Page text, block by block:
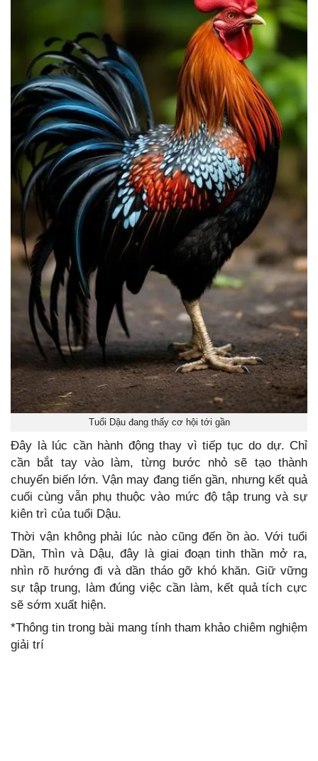
Tuổi Dậu đang thấy cơ hội tới gần
Đây là lúc cần hành động thay vì tiếp tục do dự. Chỉ
cần bắt tay vào làm, từng bước nhỏ sẽ tạo thành
chuyển biến lớn. Vận may đang tiến gần, nhưng kết quả
cuối cùng vẫn phụ thuộc vào mức độ tập trung và sự
kiên trì của tuổi Dậu.
Thời vận không phải lúc nào cũng đến ồn ào. Với tuổi
Dần, Thìn và Dậu, đây là giai đoạn tinh thần mở ra,
nhìn rõ hướng đi và dần tháo gỡ khó khăn. Giữ vững
sự tập trung, làm đúng việc cần làm, kết quả tích cực
sẽ sớm xuất hiện.
*Thông tin trong bài mang tính tham khảo chiêm nghiệm
giải trí